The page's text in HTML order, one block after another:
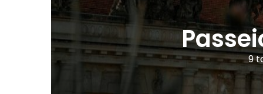
9